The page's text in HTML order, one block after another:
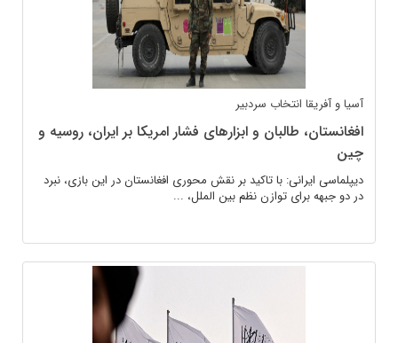
آسیا و آفریقا انتخاب سردبیر
افغانستان، طالبان و ابزارهای فشار امریکا بر ایران، روسیه و
چین
دیپلماسی ایرانی: با تاکید بر نقش محوری افغانستان در این بازی، نبرد
در دو جبهه برای توازن نظم بین الملل، ...